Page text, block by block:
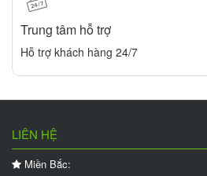
Trung tâm hỗ trợ
Hỗ trợ khách hàng 24/7
LIÊN HỆ
Miền Bắc: